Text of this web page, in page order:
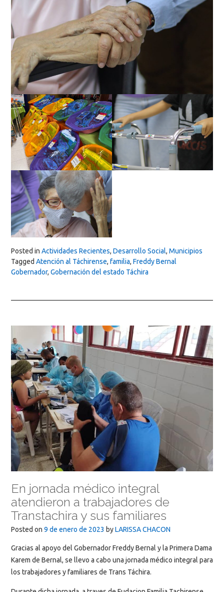
Posted inActividades Recientes,Desarrollo Social
TaggedAtención al Táchirense,familia,Freddy Bernal
Gobernador ,Gobernación del estado Táchira